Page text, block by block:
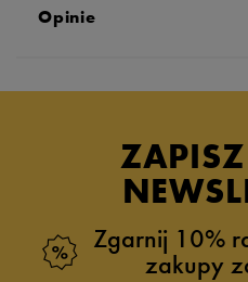
Opinie
Zgarnij 10%
zakupy